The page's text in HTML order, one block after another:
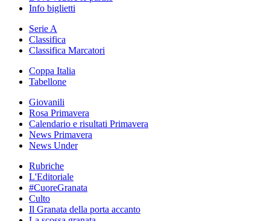
Info biglietti
Serie A
Classifica
Classifica Marcatori
Coppa Italia
Tabellone
Giovanili
Rosa Primavera
Calendario e risultati Primavera
News Primavera
News Under
Rubriche
L'Editoriale
#CuoreGranata
Culto
Il Granata della porta accanto